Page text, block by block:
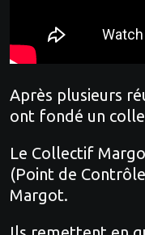
Après plusieurs
ont fondé un
Le Collectif
(Point de
Margot.